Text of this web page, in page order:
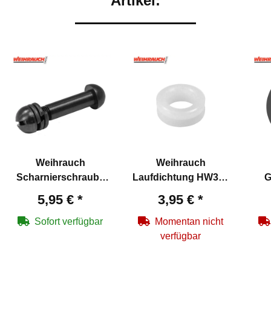
Weihrauch
Scharnierschraube
HW 35 / 80 -
Weihrauch
5,95 € *
Sofort verfügbar
Weihrauch
Laufdichtung HW30 /
70 / 90 - Weihrauch
Artikelnummer 9065
3,95 € *
Momentan nicht
verfügbar